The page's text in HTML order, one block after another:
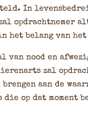
In
opdrachtnemer
het belang van
van nood en
zal
brengen aan de
op dat moment